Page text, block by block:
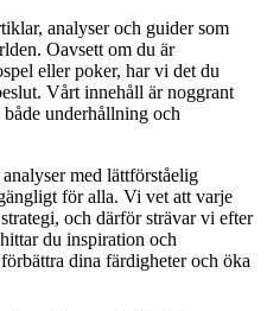
analyser och guider som
Oavsett om du är
eller poker, har vi det du
Vårt innehåll är noggrant
underhållning och
med lättförståelig
för alla. Vi vet att varje
och därför strävar vi efter
du inspiration och
dina färdigheter och öka